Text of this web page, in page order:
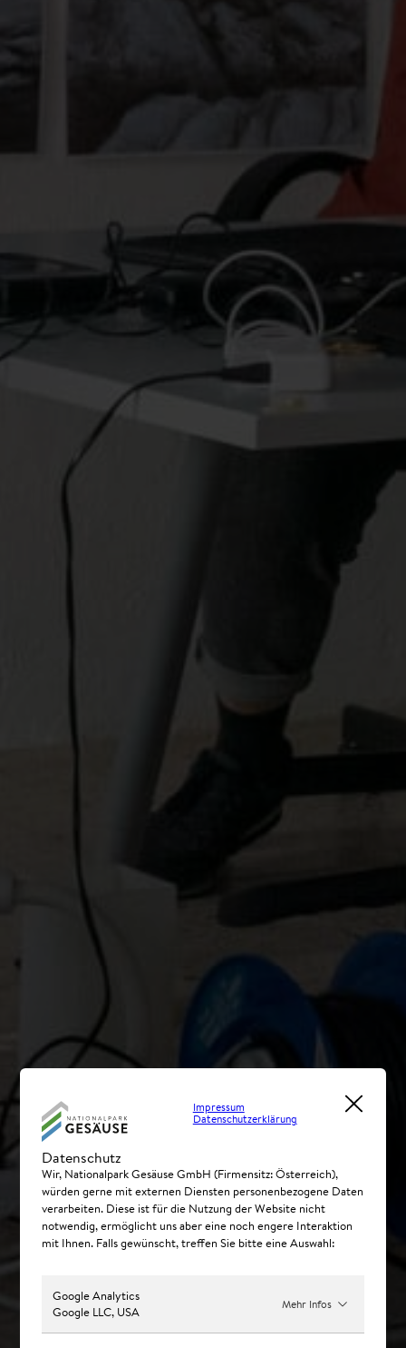
Datenschutz
Impressum
Datenschutzerklärung
Wir, Nationalpark Gesäuse GmbH (Firmensitz: Österreich),
würden gerne mit externen Diensten personenbezogene Daten
verarbeiten. Diese ist für die Nutzung der Website nicht
notwendig, ermöglicht uns aber eine noch engere Interaktion
mit Ihnen. Falls gewünscht, treffen Sie bitte eine Auswahl:
Google Analytics
Google LLC, USA
Mehr Infos